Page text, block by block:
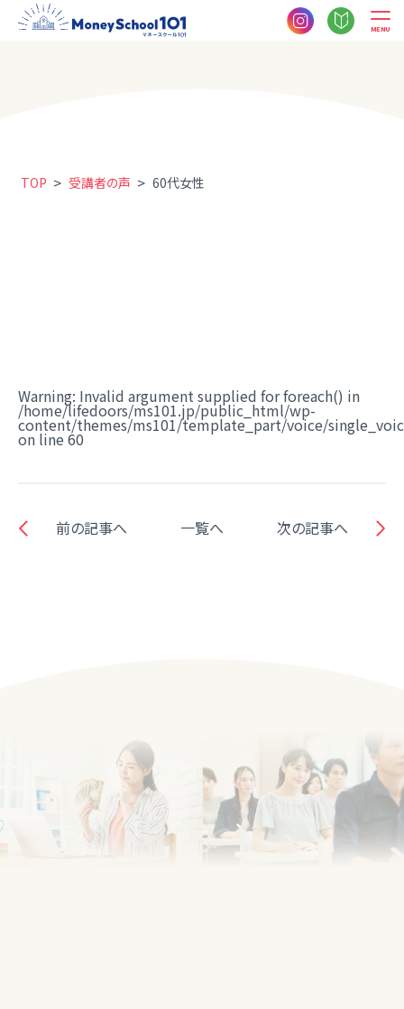
MENU
TOP > 受講者の声 > 60代女性
Warning: Invalid argument supplied for foreach() in
/home/lifedoors/ms101.jp/public_html/wp-
content/themes/ms101/template_part/voice/
on line 60
前の記事へ 一覧へ 次の記事へ